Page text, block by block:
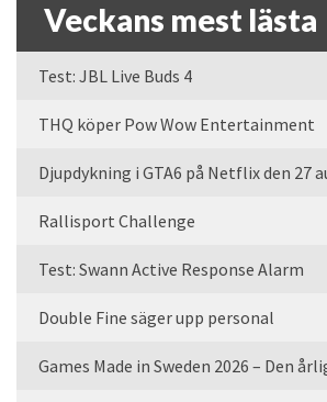
Veckans mest lästa
Test: JBL Live Buds 4
THQ köper Pow Wow Entertainment
Djupdykning i GTA6 på Netflix den 27
Rallisport Challenge
Test: Swann Active Response Alarm
Double Fine säger upp personal